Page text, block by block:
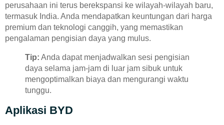
perusahaan ini terus berekspansi ke wilayah-wilayah baru,
termasuk India. Anda mendapatkan keuntungan dari harga
premium dan teknologi canggih, yang memastikan
pengalaman pengisian daya yang mulus.
Tip: Anda dapat menjadwalkan sesi pengisian
daya selama jam-jam di luar jam sibuk untuk
mengoptimalkan biaya dan mengurangi waktu
tunggu.
Aplikasi BYD